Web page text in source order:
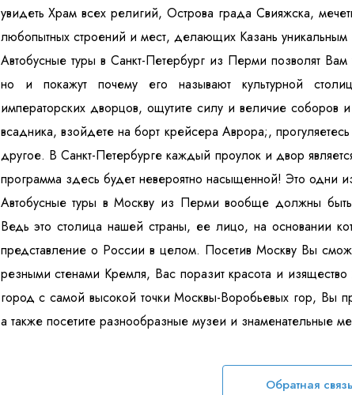
увидеть Храм всех религий, Острова града Свияжска,
любопытных строений и мест, делающих Казань уникальным
Автобусные туры в Санкт-Петербург из Перми позволят Вам
но и покажут почему его называют культурной
императорских дворцов, ощутите силу и величие
всадника, взойдете на борт крейсера Аврора;,
другое. В Санкт-Петербурге каждый проулок и двор
программа здесь будет невероятно насыщенной! Это одни
Автобусные туры в Москву из Перми вообще должны
Ведь это столица нашей страны, ее лицо, на основании
представление о России в целом. Посетив Москву Вы
резными стенами Кремля, Вас поразит красота и
город с самой высокой точки Москвы-Воробьевых гор, Вы
а также посетите разнообразные музеи и знаменательные
Обратная связь